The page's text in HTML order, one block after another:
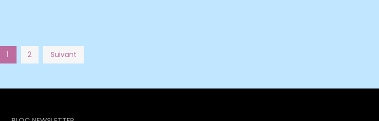
1 2 Suivant